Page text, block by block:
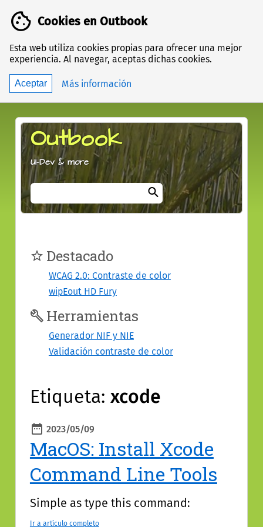
Cookies en Outbook
Esta web utiliza cookies propias para ofrecer una mejor
experiencia. Al navegar, aceptas dichas cookies.
Aceptar Más información
las
cookies
Outbook
UI-Dev & more
de
búsqueda
contenido
Destacado
WCAG 2.0: Contraste de color
wipEout HD Fury
Herramientas
Generador NIF y NIE
Validación contraste de color
Etiqueta: xcode
MacOS: Install Xcode
Command Line Tools
Publicado
2023/05/09
Simple as type this command:
Ir a artículo completo